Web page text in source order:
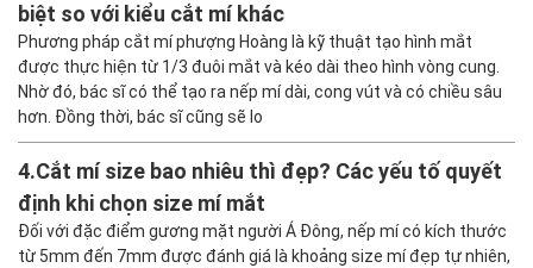
biệt so với kiểu cắt mí khác
Phương pháp cắt mí phượng Hoàng là kỹ thuật tạo hình mắt
được thực hiện từ 1/3 đuôi mắt và kéo dài theo hình vòng cung.
Nhờ đó, bác sĩ có thể tạo ra nếp mí dài, cong vút và có chiều sâu
hơn. Đồng thời, bác sĩ cũng sẽ lo
4.Cắt mí size bao nhiêu thì đẹp? Các yếu tố quyết
định khi chọn size mí mắt
Đối với đặc điểm gương mặt người Á Đông, nếp mí có kích thước
từ 5mm đến 7mm được đánh giá là khoảng size mí đẹp tự nhiên,